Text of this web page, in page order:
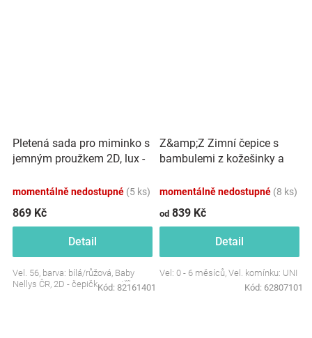
Pletená sada pro miminko s
jemným proužkem 2D, lux -
momentálně nedostupné (5 ks)
869 Kč
Detail
Vel. 56, barva: bílá/růžová, Baby
Nellys ČR, 2D - čepička+svetřík
Kód: 82161401
Z&amp;Z Zimní čepice s
bambulemi z kožešinky a
momentálně nedostupné (8 ks)
od 839 Kč
Detail
Vel: 0 - 6 měsíců, Vel. komínku: UNI
Kód: 62807101